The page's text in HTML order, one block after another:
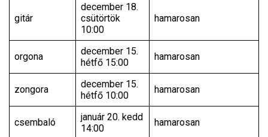
gitár
december 18.
csütörtök
10:00
hamarosan
orgona
december 15.
hétfő 15:00
hamarosan
zongora
december 15.
hétfő 10:00
hamarosan
csembaló
január 20. kedd
14:00
hamarosan